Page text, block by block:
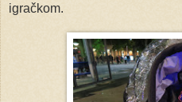
igračkom.